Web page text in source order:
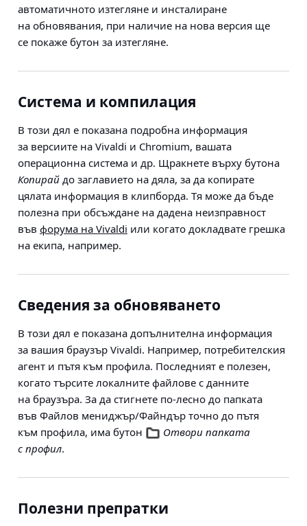
автоматичното изтегляне и инсталиране
на обновявания, при наличие на нова версия ще
се покаже бутон за изтегляне.
Система и компилация
В този дял е показана подробна информация
за версиите на Vivaldi и Chromium, вашата
операционна система и др. Щракнете върху бутона
Копирай до заглавието на дяла, за да копирате
цялата информация в клипборда. Тя може да бъде
полезна при обсъждане на дадена неизправност
във форума на Vivaldi или когато докладвате грешка
на екипа, например.
Сведения за обновяването
В този дял е показана допълнителна информация
за вашия браузър Vivaldi. Например, потребителския
агент и пътя към профила. Последният е полезен,
когато търсите локалните файлове с данните
на браузъра. За да стигнете по-лесно до папката
във Файлов мениджър/Файндър точно до пътя
към профила, има бутон
Отвори папката
с профил.
Полезни препратки